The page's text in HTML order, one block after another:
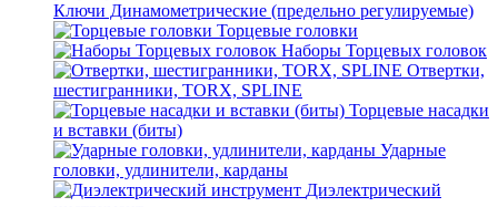
Ключи Динамометрические (предельно регулируемые)
Торцевые головки
Наборы Торцевых головок
Отвертки,
шестигранники, TORX, SPLINE
Торцевые насадки
и вставки (биты)
Ударные
головки, удлинители, карданы
Диэлектрический